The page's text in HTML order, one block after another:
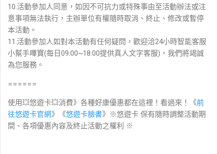
10.活動參加人同意，如因不可抗力或特殊事由至活動辦法或注
意事項無法執行，主辦單位有權隨時取消、終止、修改或暫停
本活動。
11.活動參加人如對本活動有任何疑問，歡迎洽24小時智能客服
小幫手嗶寶(每日09:00~18:00提供真人文字客服)，我們將竭誠
為您服務。
======
使用💥悠遊卡💥消費》各種好康優惠都在這裡！看過來！《前
往悠遊卡官網》《悠遊卡臉書》※悠遊卡 保有隨時調整活動期
間、各項優惠內容及終止活動之權利 ※